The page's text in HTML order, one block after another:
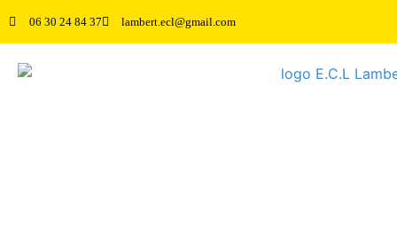
06 30 24 84 37 lambert.ecl@gmail.com